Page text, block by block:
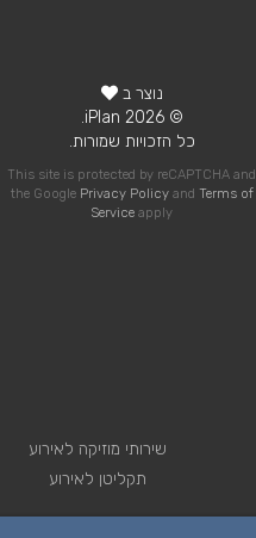
נוצר ב
© 2026 iPlan.
כל הזכויות שמורות.
This site is protected by reCAPTCHA and
the Google Privacy Policyand Terms of
Service apply
שירותי מוזיקה לאירוע
תקליטן לאירוע